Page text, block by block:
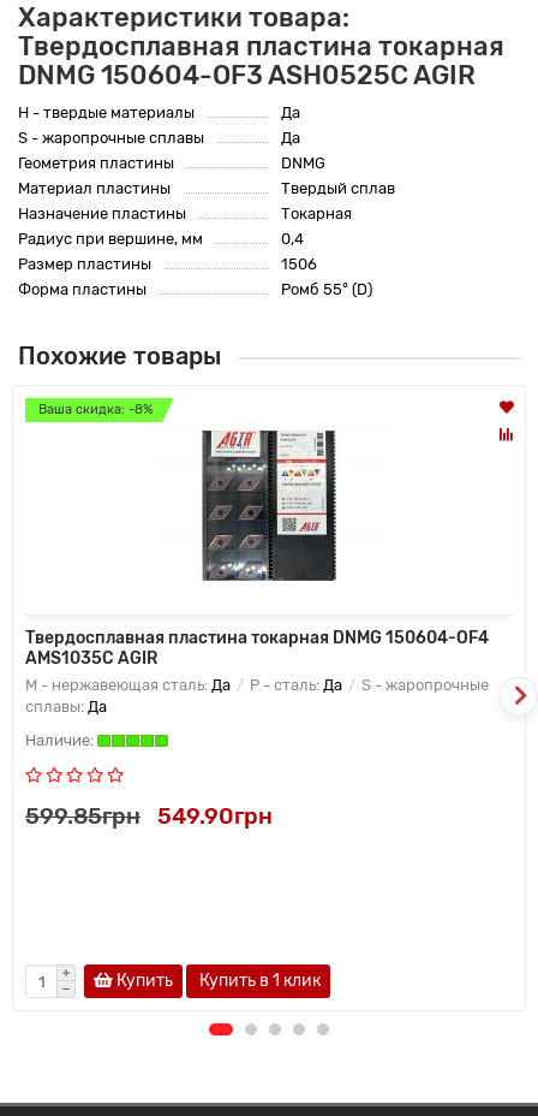
Характеристики товара:
Твердосплавная пластина токарная
DNMG 150604-OF3 ASH0525C AGIR
H - твердые материалы
Да
S - жаропрочные сплавы
Да
Геометрия пластины
DNMG
Материал пластины
Твердый сплав
Назначение пластины
Токарная
Радиус при вершине, мм
0,4
Размер пластины
1506
Форма пластины
Ромб 55° (D)
Похожие товары
Ваша скидка: -8%
Твердосплавная пластина токарная DNMG 150604-OF4
AMS1035C AGIR
M - нержавеющая сталь: Да P - сталь: Да
S - жаропрочные
сплавы: Да
599.85грн 549.90грн
Купить Купить в 1 клик